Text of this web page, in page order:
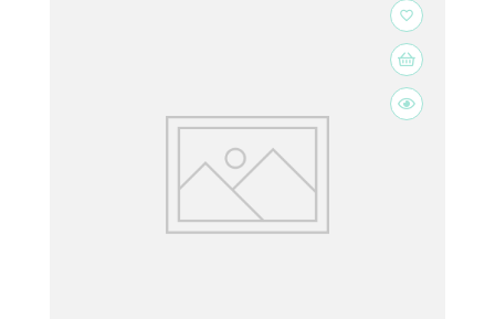
favorite_border